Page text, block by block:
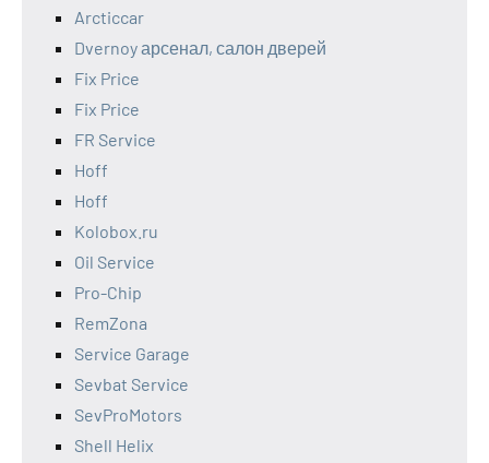
Arcticcar
Dvernoy арсенал, салон дверей
Fix Price
Fix Price
FR Service
Hoff
Hoff
Kolobox.ru
Oil Service
Pro-Chip
RemZona
Service Garage
Sevbat Service
SevProMotors
Shell Helix